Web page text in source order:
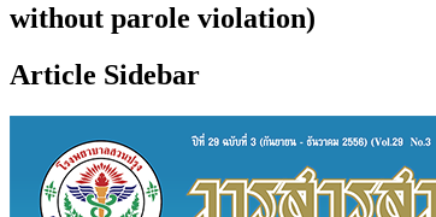
without parole violation)
Article Sidebar